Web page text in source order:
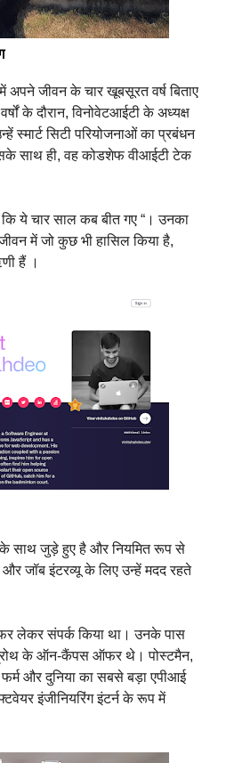
अपने जीवन के चार खूबसूरत वर्ष बिताए
के दौरान, विनोवेटआईटी के अध्यक्ष
स्मार्ट सिटी परियोजनाओं का प्रबंधन
साथ ही, वह कोडशेफ वीआईटी टेक
ये चार साल कब बीत गए “। उनका
में जो कुछ भी हासिल किया है,
हैं ।
के साथ जुड़े हुए है और नियमित रूप से
जॉब इंटरव्यू के लिए उन्हें मदद रहते
लेकर संपर्क किया था। उनके पास
के ऑन-कैंपस ऑफर थे। पोस्टमैन,
और दुनिया का सबसे बड़ा एपीआई
इंजीनियरिंग इंटर्न के रूप में